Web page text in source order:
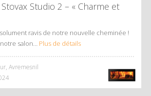
Studio 2 – « Charme et
ravis de notre nouvelle cheminée !
salon… Plus de détails
Avremesnil